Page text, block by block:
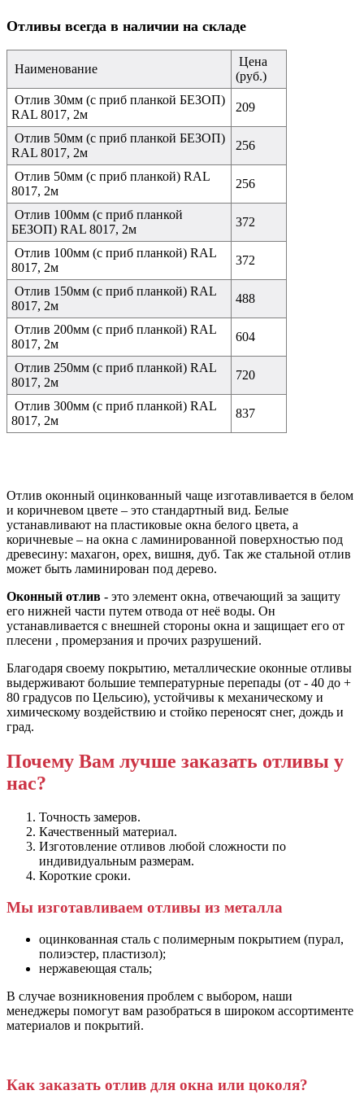
Отливы всегда в наличии на складе
Наименование
Цена
(руб.)
Отлив 30мм (с приб планкой БЕЗОП)
RAL 8017, 2м
209
Отлив 50мм (с приб планкой БЕЗОП)
RAL 8017, 2м
256
Отлив 50мм (с приб планкой) RAL
8017, 2м
256
Отлив 100мм (с приб планкой
БЕЗОП) RAL 8017, 2м
372
Отлив 100мм (с приб планкой) RAL
8017, 2м
372
Отлив 150мм (с приб планкой) RAL
8017, 2м
488
Отлив 200мм (с приб планкой) RAL
8017, 2м
604
Отлив 250мм (с приб планкой) RAL
8017, 2м
720
Отлив 300мм (с приб планкой) RAL
8017, 2м
837
Отлив оконный оцинкованный чаще изготавливается в белом
и коричневом цвете – это стандартный вид. Белые
устанавливают на пластиковые окна белого цвета, а
коричневые – на окна с ламинированной поверхностью под
древесину: махагон, орех, вишня, дуб. Так же стальной отлив
может быть ламинирован под дерево.
Оконный отлив - это элемент окна, отвечающий за защиту
его нижней части путем отвода от неё воды. Он
устанавливается с внешней стороны окна и защищает его от
плесени , промерзания и прочих разрушений.
Благодаря своему покрытию, металлические оконные отливы
выдерживают большие температурные перепады (от - 40 до +
80 градусов по Цельсию), устойчивы к механическому и
химическому воздействию и стойко переносят снег, дождь и
град.
Почему Вам лучше заказать отливы у
нас?
Точность замеров.
Качественный материал.
Изготовление отливов любой сложности по
индивидуальным размерам.
Короткие сроки.
Мы изготавливаем отливы из металла
оцинкованная сталь с полимерным покрытием (пурал,
полиэстер, пластизол);
нержавеющая сталь;
В случае возникновения проблем с выбором, наши
менеджеры помогут вам разобраться в широком ассортименте
материалов и покрытий.
Как заказать отлив для окна или цоколя?